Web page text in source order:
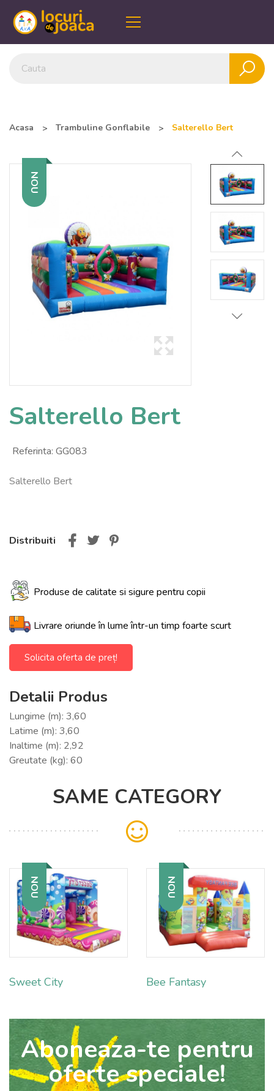
Acasa Trambuline Gonflabile Salterello Bert
NOU
Salterello Bert
Referinta: GG083
Salterello Bert
Distribuiti
Produse de calitate si sigure pentru copii
Livrare oriunde în lume într-un timp foarte scurt
Solicita oferta de preț!
Detalii Produs
Lungime (m): 3,60
Latime (m): 3,60
Inaltime (m): 2,92
Greutate (kg): 60
SAME CATEGORY
NOU
Sweet City
NOU
Bee Fantasy
Aboneaza-te pentru
oferte speciale!